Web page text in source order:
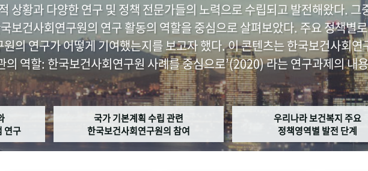
상황과 다양한 연구 및 정책 전문가들의 노력으로 수립되고 발전해왔다.
보건사회연구원의 연구 활동의 역할을 중심으로 살펴보았다. 주요 정책별
의 연구가 어떻게 기여했는지를 보고자 했다. 이 콘텐츠는 한국보건사회연
의 역할: 한국보건사회연구원 사례를 중심으로’(2020) 라는 연구과제의 내
연구
국가 기본계획 수립 관련
한국보건사회연구원의 참여
우리나라 보건복지 주요
정책영역별 발전 단계